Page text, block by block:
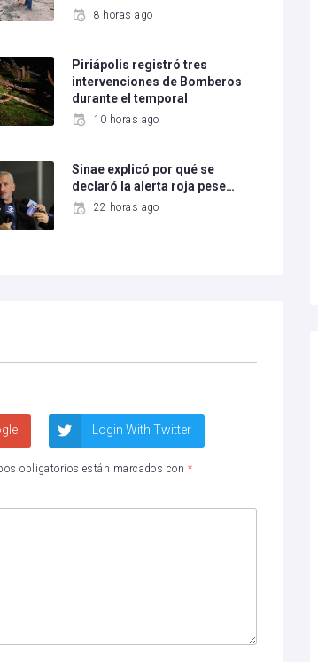
8 horas ago
Piriápolis registró tres
intervenciones de Bomberos
durante el temporal
10 horas ago
Sinae explicó por qué se
declaró la alerta roja pese…
22 horas ago
Login With Twitter
obligatorios están marcados con *